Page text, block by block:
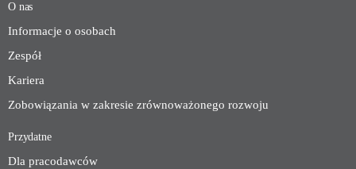
O nas
Informacje o osobach
Zespół
Kariera
Zobowiązania w zakresie zrównoważonego rozwoju
Przydatne
Dla pracodawców